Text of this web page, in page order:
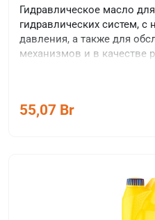
Гидравлическое масло
гидравлических систем,
давления, а также для
механизмов и в качестве
55,07 Br